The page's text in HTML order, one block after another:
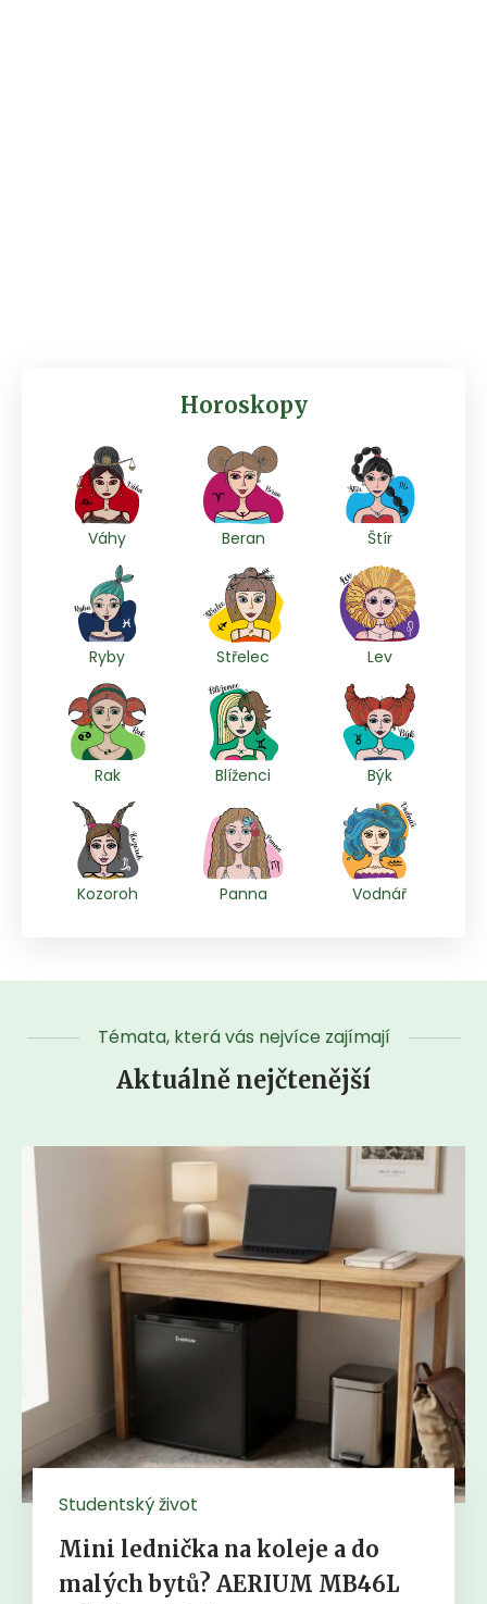
Horoskopy
Váhy Beran Štír
Ryby Střelec Lev
Rak Blíženci Býk
Kozoroh Panna Vodnář
Témata, která vás nejvíce zajímají
Aktuálně nejčtenější
Studentský život
Mini lednička na koleje a do
malých bytů? AERIUM MB46L